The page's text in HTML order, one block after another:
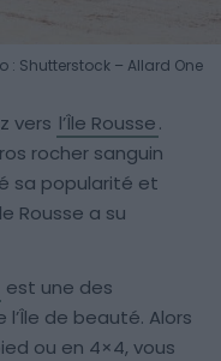
: Shutterstock – Allard One
vers l’Île Rousse.
rocher sanguin
sa popularité et
Rousse a su
est une des
de beauté. Alors
ou en 4×4, vous